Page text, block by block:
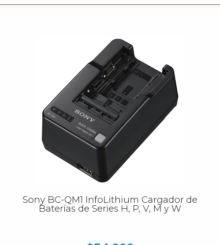
Sony BC-QM1 InfoLithium Cargador de
Baterías de Series H, P, V, M y W